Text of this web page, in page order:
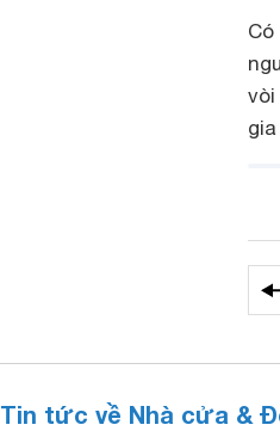
Tin tức về Nhà cửa &